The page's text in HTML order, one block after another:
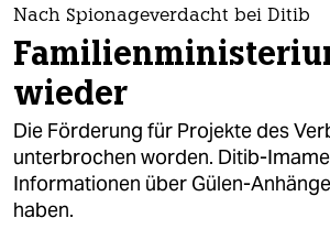
themen
politik
öko
gesellschaft
kultur
Nach Spionageverdacht bei Ditib
wieder
Die Förderung für Projekte des
unterbrochen worden. Ditib-
Informationen über Gülen-
haben.